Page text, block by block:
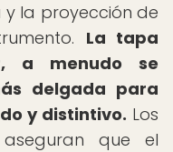
la proyección de
La tapa
a menudo se
delgada para
y distintivo. Los
aseguran que el